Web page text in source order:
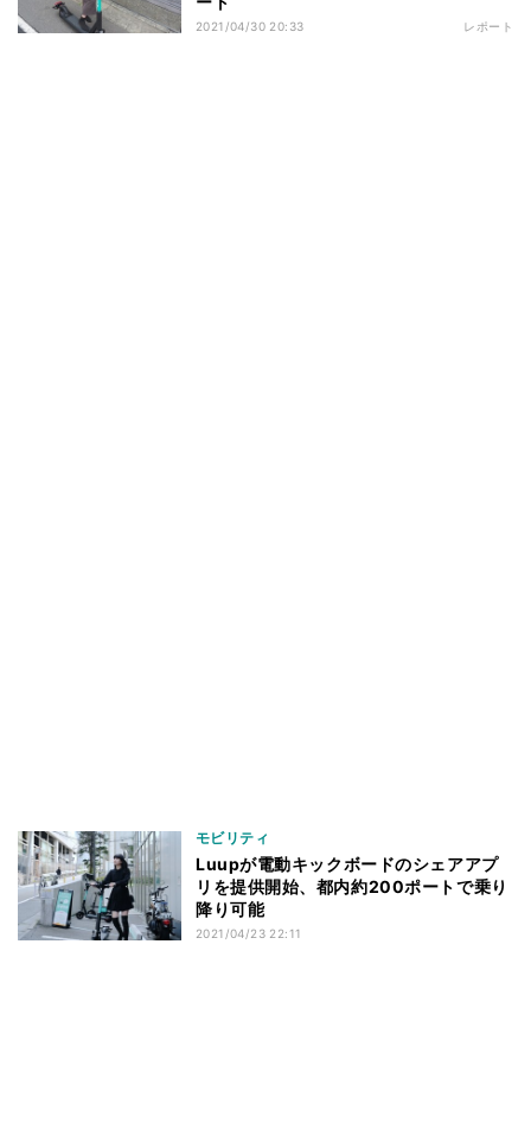
2021/04/30 20:33 レポート
モビリティ
Luupが電動キックボードのシェアアプ
リを提供開始、都内約200ポートで乗り
降り可能
2021/04/23 22:11